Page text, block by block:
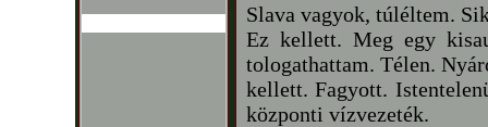
Slava vagyok, túléltem.
Ez kellett. Meg egy
tologathattam. Télen.
kellett. Fagyott.
központi vízvezeték.